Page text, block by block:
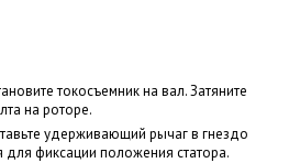
токосъемник на вал. Затяните
на роторе.
удерживающий рычаг в гнездо
фиксации положения статора.